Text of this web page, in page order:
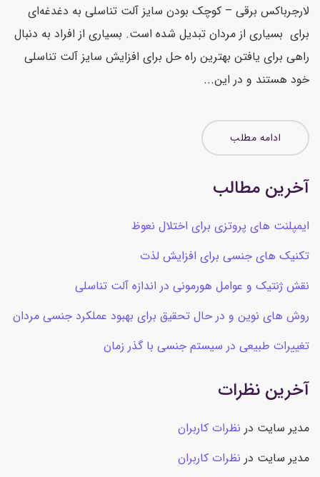
لارجرباکس برقی – کوچک بودن سایز آلت تناسلی به دغدغه‌ای
برای بسیاری از مردان تبدیل شده است. بسیاری از افراد به دنبال
راهی برای یافتن بهترین راه حل برای افزایش سایز آلت تناسلی
خود هستند و در این...
ادامه مطلب
آخرین مطالب
ایمپلنت های پروتزی برای اختلال نعوظ
تکنیک های جنسی برای افزایش لذت
نقش ژنتیک و عوامل هورمونی در اندازه آلت تناسلی
روش های نوین و در حال تحقیق برای بهبود عملکرد جنسی مردان
تغییرات طبیعی در سیستم جنسی با گذر زمان
آخرین نظرات
مدیر سایت در نظرات کاربران
مدیر سایت در نظرات کاربران